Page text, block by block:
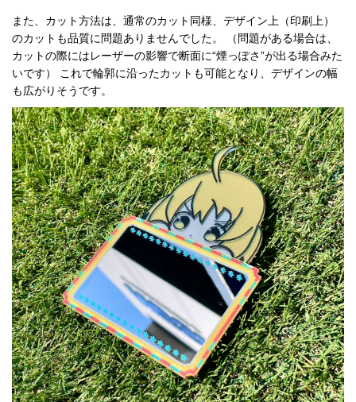
また、カット方法は、通常のカット同様、デザイン上（印刷上）
のカットも品質に問題ありませんでした。 （問題がある場合は、
カットの際にはレーザーの影響で断面に“煙っぽさ”が出る場合みた
いです） これで輪郭に沿ったカットも可能となり、デザインの幅
も広がりそうです。